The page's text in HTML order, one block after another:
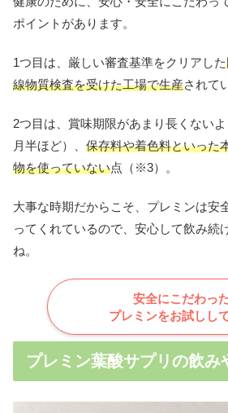
ポイントがあります。
1つ目は、厳しい審査基準をクリアした
線物質検査を受けた工場で生産されて
2つ目は、賞味期限があまり長くない
月半ほど）、 保存料や着色料といった
物を使っていない点（※3）。
大事な時期だからこそ、プレミンは安
ってくれているので、安心して飲み続
ね。
安全にこだわっ
プレミンをお試しし
プレミン葉酸サプリの飲み